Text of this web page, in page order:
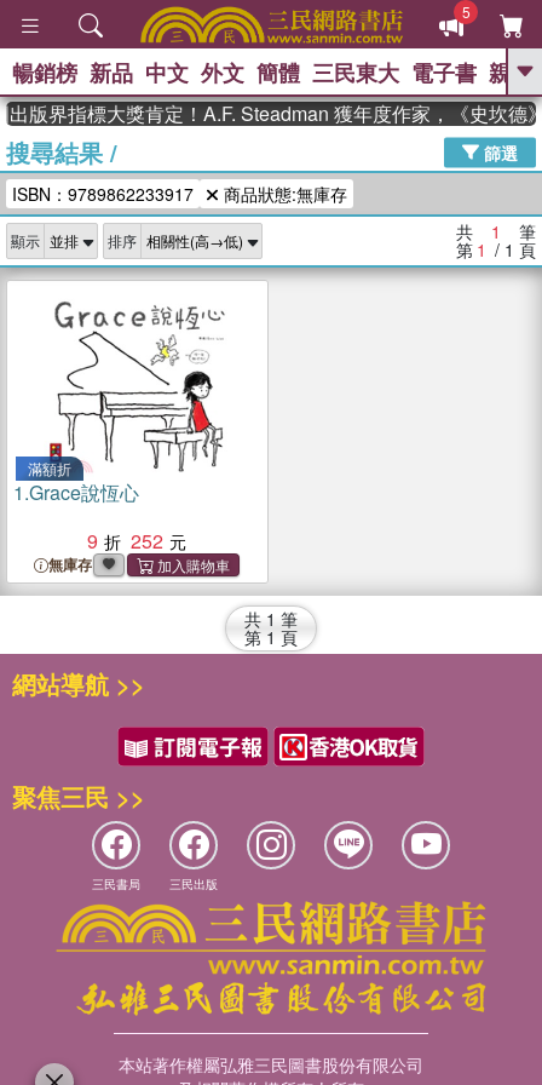
5
GO
高希均教授回憶錄
、 The Odyssey 、 父親節 、 如果歷
史是一群喵 、
獎 臺灣漫遊錄 、 方念華 、 台灣的李
登輝時代
數學女孩：黎曼猜想 、
偉大的迷走神經
暢銷榜 新品 中文 外文 簡體 三民東大 電子書 親子
版界指標大獎肯定！A.F. Steadman 獲年度作家，《史坎德
搜尋結果/
篩選
ISBN：9789862233917
商品狀態:無庫存
顯示 排序 共 1 筆
第 1 / 1 頁
滿額折
1.Grace說恆心
9
252
無庫存
共 1 筆
第 1 頁
網站導航 >>
聚焦三民 >>
三民書局 三民出版
本站著作權屬弘雅三民圖書股份有限公司